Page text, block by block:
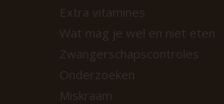
Extra vitamines
Wat mag je wel en niet eten
Zwangerschapscontroles
Onderzoeken
Miskraam